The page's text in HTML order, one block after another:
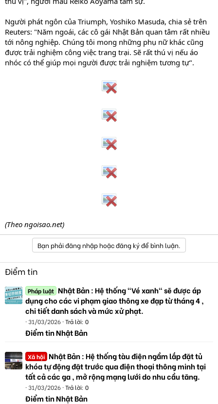
Người phát ngôn của Triumph, Yoshiko Masuda, chia sẻ trên
Reuters: "Năm ngoái, các cô gái Nhật Bản quan tâm rất nhiều
tới nông nghiệp. Chúng tôi mong những phụ nữ khác cũng
được trải nghiệm công việc trang trại. Sẽ rất thú vị nếu áo
nhóc có thể giúp mọi người được trải nghiệm tương tự".
(Theo ngoisao.net)
Bạn phải đăng nhập hoặc đăng ký để bình luận.
Điểm tin
Pháp luật Nhật Bản : Hệ thống "Vé xanh" sẽ được áp
dụng cho các vi phạm giao thông xe đạp từ tháng 4 ,
chi tiết danh sách và mức xử phạt.
31/03/2026 Trả lời: 0
Điểm tin Nhật Bản
Xã hội Nhật Bản : Hệ thống tàu điện ngầm lắp đặt tủ
khóa tự động đặt trước qua điện thoại thông minh tại
tất cả các ga , mở rộng mạng lưới do nhu cầu tăng.
31/03/2026 Trả lời: 0
Điểm tin Nhật Bản